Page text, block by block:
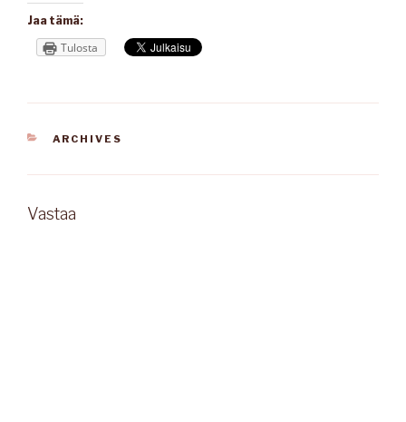
Jaa tämä:
Tulosta
KATEGORIAT
ARCHIVES
Vastaa